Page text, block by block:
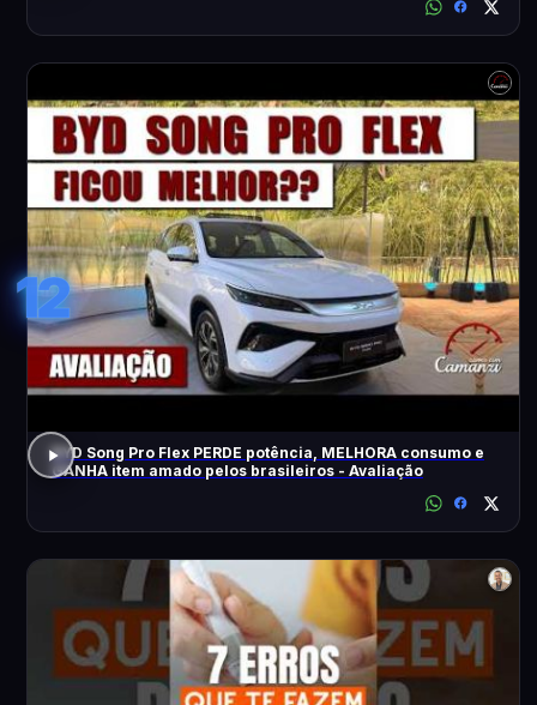
12
BYD Song Pro Flex PERDE potência, MELHORA consumo e
GANHA item amado pelos brasileiros - Avaliação